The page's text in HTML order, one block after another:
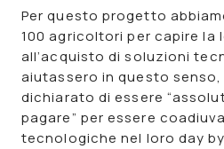
Per questo progetto
100 agricoltori per capire la
all’acquisto di soluzioni
aiutassero in questo senso,
dichiarato di essere
pagare” per essere
tecnologiche nel loro day